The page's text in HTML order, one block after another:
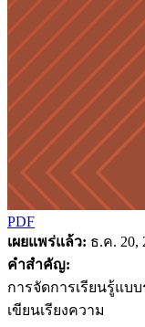
PDF
เผยแพร่แล้ว: ธ.ค. 20,
คำสำคัญ:
การจัดการเรียนรู้แบ
เขียนเรียงความ